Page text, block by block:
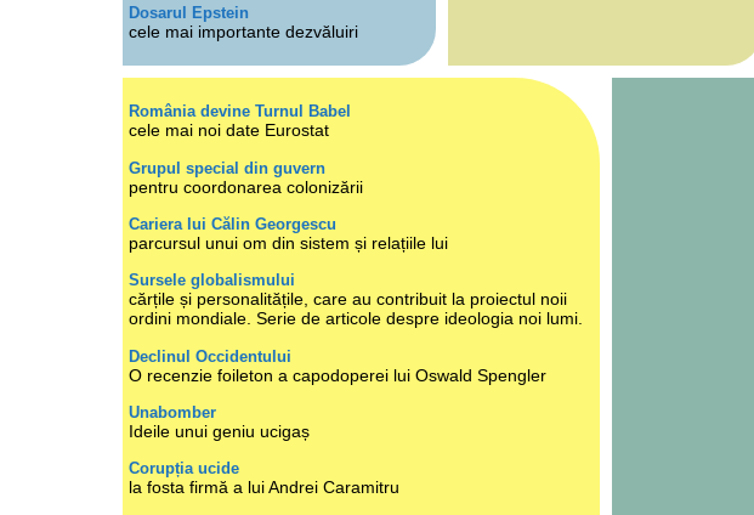
Dosarul Epstein
cele mai importante dezvăluiri
România devine Turnul Babel
cele mai noi date Eurostat
Grupul special din guvern
pentru coordonarea colonizării
Cariera lui Călin Georgescu
parcursul unui om din sistem și relațiile lui
Sursele globalismului
cărțile și personalitățile, care au contribuit la proiectul noii
ordini mondiale. Serie de articole despre ideologia noi lumi.
Declinul Occidentului
O recenzie foileton a capodoperei lui Oswald Spengler
Unabomber
Ideile unui geniu ucigaș
Corupția ucide
la fosta firmă a lui Andrei Caramitru